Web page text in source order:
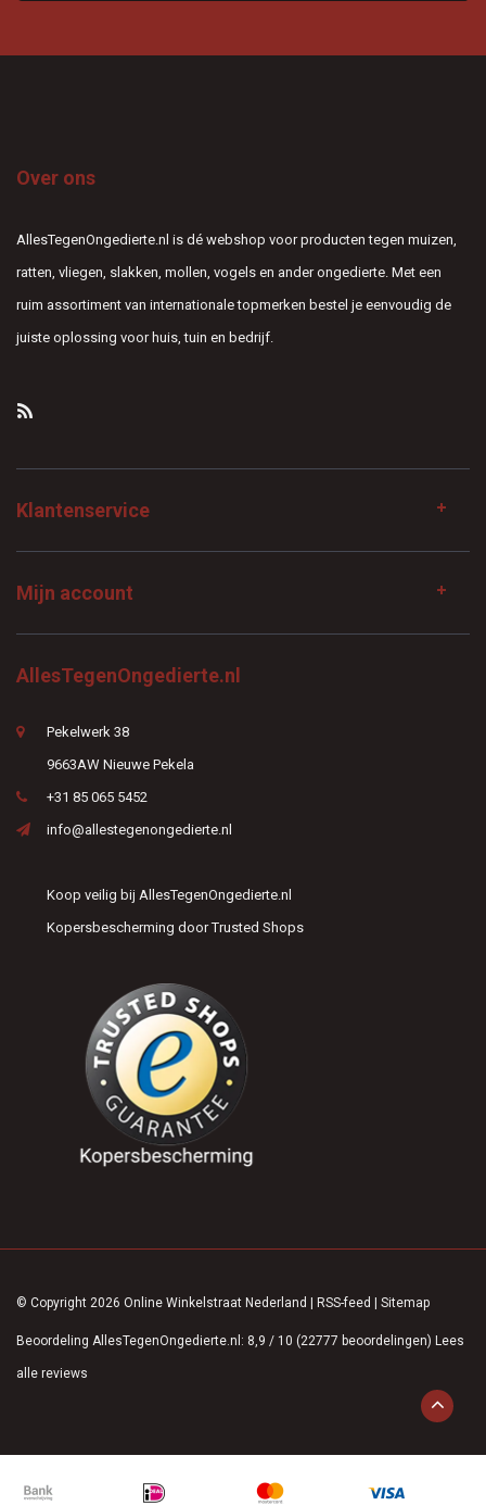
Over ons
AllesTegenOngedierte.nl is dé webshop voor producten tegen muizen,
ratten, vliegen, slakken, mollen, vogels en ander ongedierte. Met een
ruim assortiment van internationale topmerken bestel je eenvoudig de
juiste oplossing voor huis, tuin en bedrijf.
Klantenservice
Mijn account
AllesTegenOngedierte.nl
Pekelwerk 38
9663AW Nieuwe Pekela
+31 85 065 5452
info@allestegenongedierte.nl
Koop veilig bij AllesTegenOngedierte.nl
Kopersbescherming door Trusted Shops
© Copyright 2026 Online Winkelstraat Nederland RSS-feed Sitemap
Beoordeling AllesTegenOngedierte.nl : 8,9 / 10 (22777 beoordelingen) Lees
alle reviews